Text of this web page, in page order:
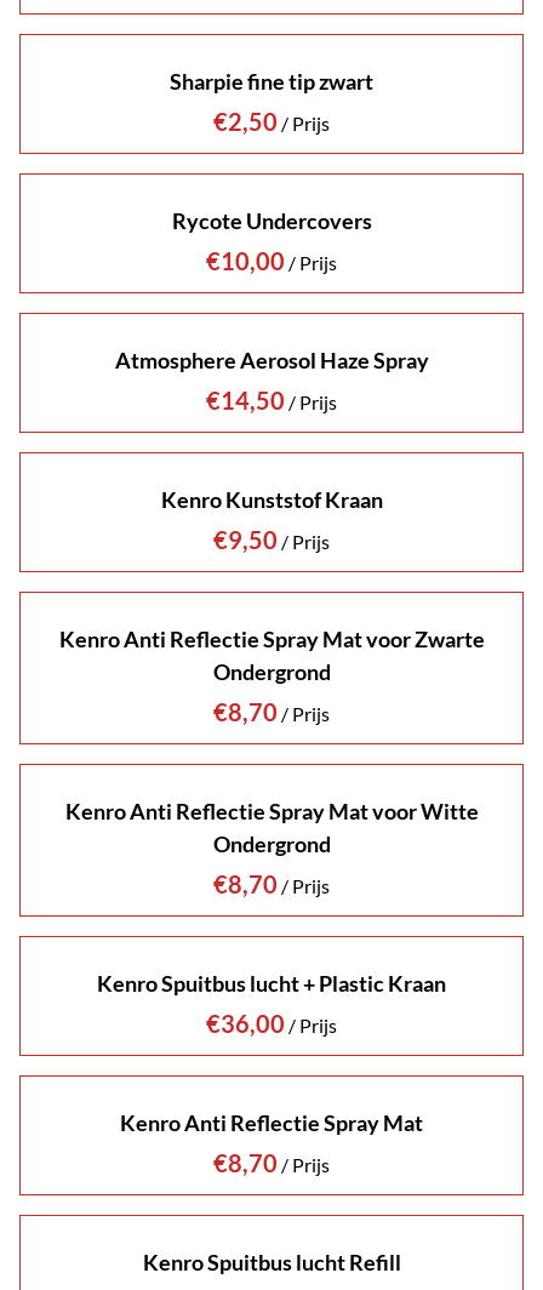
Sharpie fine tip zwart
/
Rycote Undercovers
/
Atmosphere Aerosol Haze Spray
/
Kenro Kunststof Kraan
/
Kenro Anti Reflectie Spray Mat voor Zwarte
Ondergrond
/
Kenro Anti Reflectie Spray Mat voor Witte
Ondergrond
/
Kenro Spuitbus lucht + Plastic Kraan
/
Kenro Anti Reflectie Spray Mat
/
Kenro Spuitbus lucht Refill